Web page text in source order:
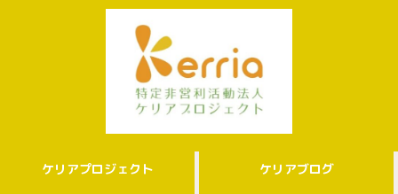
ケリアプロジェクト ケリアブログ